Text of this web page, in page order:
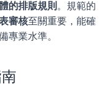
的排版規則。規範的
審核至關重要，能確
專業水準。